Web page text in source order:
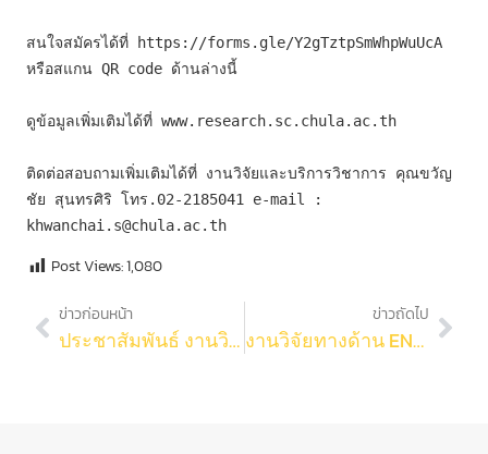
สนใจสมัครได้ที่ https://forms.gle/Y2gTztpSmWhpWuUcA
หรือสแกน QR code ด้านล่างนี้
ดูข้อมูลเพิ่มเติมได้ที่ www.research.sc.chula.ac.th
ติดต่อสอบถามเพิ่มเติมได้ที่ งานวิจัยและบริการวิชาการ คุณขวัญ
ชัย สุนทรศิริ โทร.02-2185041 e-mail :
khwanchai.s@chula.ac.th
Post Views:1,080
ข่าวก่อนหน้า
ประชาสัมพันธ์ งานวิจัยและบริการวิชาการ เปิดรับสมัคร ทุนสนับสนุนการวิจัย สำหรับบุคลากรสายปฏิบัติการ คณะวิทยาศาสตร์ จุฬาฯ ประจำปี พ.ศ. 2567
ข่าวถัดไป
งานวิจัยทางด้าน ENVIRONMENT & SUSTAINABILITY ซึ่งมี รศ.ดร.สุชนา ชวนิชย์ ภาควิชาวิทยาศาสตร์ทางทะเล และ รศ.ดร. ภศิชา ไชยแก้ว ภาควิชาวิทยาศาสตร์สิ่งแวดล้อม